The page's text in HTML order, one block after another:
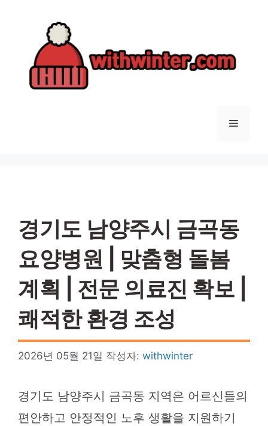
메
경기도 남양주시 금곡동
요양병원 | 맞춤형 돌봄
계획 | 전문 의료진 확보 |
쾌적한 환경 조성
2026년 05월 21일 작성자: withwinter
경기도 남양주시 금곡동 지역은 어르신들의
편안하고 안정적인 노후 생활을 지원하기